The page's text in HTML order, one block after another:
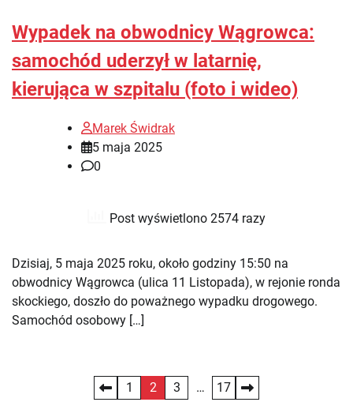
Wypadek na obwodnicy Wągrowca:
samochód uderzył w latarnię,
kierująca w szpitalu (foto i wideo)
Marek Świdrak
5 maja 2025
0
Post wyświetlono 2574 razy
Dzisiaj, 5 maja 2025 roku, około godziny 15:50 na
obwodnicy Wągrowca (ulica 11 Listopada), w rejonie ronda
skockiego, doszło do poważnego wypadku drogowego.
Samochód osobowy […]
Stronicowanie
1 2 3 … 17